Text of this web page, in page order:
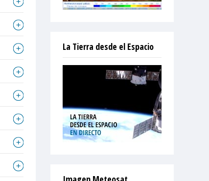
La Tierra desde el Espacio